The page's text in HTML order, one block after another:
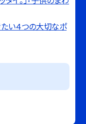
い４つの大切なポ